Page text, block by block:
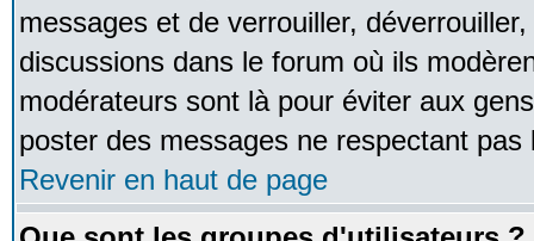
messages et de verrouiller,
discussions dans le forum où ils
modérateurs sont là pour éviter aux
poster des messages ne respectant pas
Revenir en haut de page